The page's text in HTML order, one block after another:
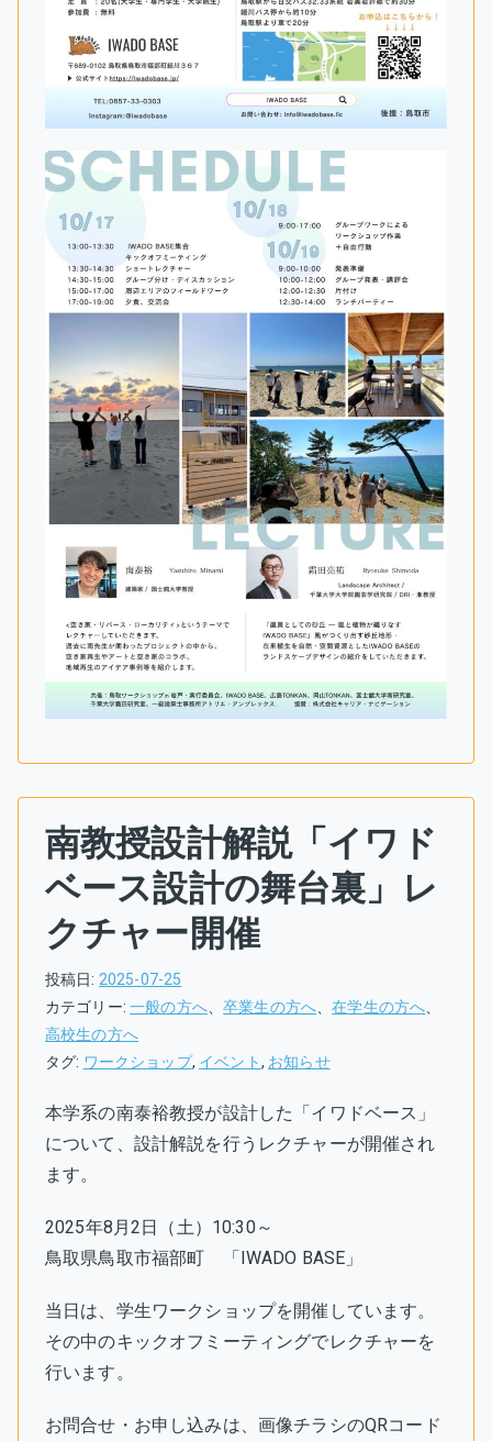
南教授設計解説「イワド
ベース設計の舞台裏」レ
クチャー開催
投稿日: 2025-07-25
カテゴリー:一般の方へ、卒業生の方へ 、在学生の方へ
高校生の方へ
タグ: ワークショップ, イベント, お知らせ
本学系の南泰裕教授が設計した「イワドベース」
について、設計解説を行うレクチャーが開催され
ます。
2025年8月2日（土）10:30～
鳥取県鳥取市福部町 「IWADO BASE」
当日は、学生ワークショップを開催しています。
その中のキックオフミーティングでレクチャーを
行います。
お問合せ・お申し込みは、画像チラシのQRコード